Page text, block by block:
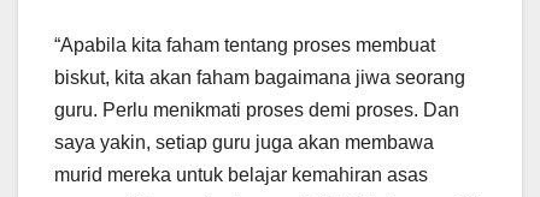
“Apabila kita faham tentang proses membuat
biskut, kita akan faham bagaimana jiwa seorang
guru. Perlu menikmati proses demi proses. Dan
saya yakin, setiap guru juga akan membawa
murid mereka untuk belajar kemahiran asas